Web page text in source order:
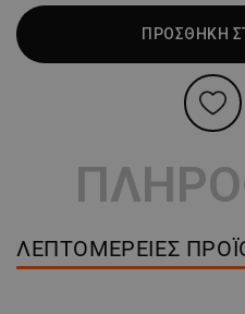
ΠΡΟΣΘΗΚΗ
ΛΕΠΤΟΜΈΡΕΙΕΣ